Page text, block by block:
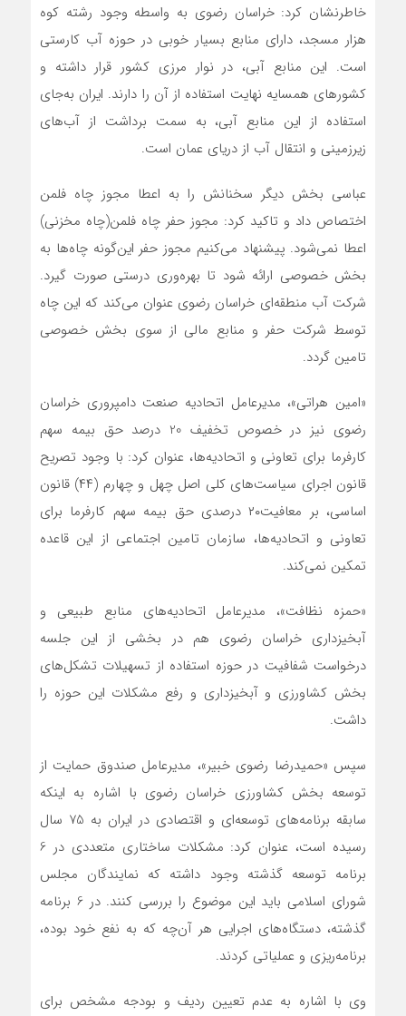
خاطرنشان کرد: خراسان رضوی به واسطه وجود رشته کوه
هزار مسجد، دارای منابع بسیار خوبی در حوزه آب کارستی
است. این منابع آبی، در نوار مرزی کشور قرار داشته و
کشورهای همسایه نهایت استفاده از آن را دارند. ایران به‌جای
استفاده از این منابع آبی، به سمت برداشت از آب‌های
زیرزمینی و انتقال آب از دریای عمان است.
عباسی بخش دیگر سخنانش را به اعطا مجوز چاه فلمن
اختصاص داد و تاکید کرد: مجوز حفر چاه فلمن(چاه مخزنی)
اعطا نمی‌شود. پیشنهاد می‌کنیم مجوز حفر این‌گونه چاه‌ها به
بخش خصوصی ارائه شود تا بهره‌وری درستی صورت گیرد.
شرکت آب منطقه‌ای خراسان رضوی عنوان می‌کند که این چاه
توسط شرکت حفر و منابع مالی از سوی بخش خصوصی
تامین گردد.
«امین هراتی»، مدیرعامل اتحادیه صنعت دامپروری خراسان
رضوی نیز در خصوص تخفیف 20 درصد حق بیمه سهم
کارفرما برای تعاونی و اتحادیه‌ها، عنوان کرد: با وجود تصریح
قانون اجرای سیاست‌های کلی اصل چهل و چهارم (۴۴) قانون
اساسی، بر معافیت۲۰ درصدی حق بیمه سهم کارفرما برای
تعاونی و اتحادیه‌ها، سازمان تامین اجتماعی از این قاعده
تمکین نمی‌کند.
«حمزه نظافت»، مدیرعامل اتحادیه‌های منابع طبیعی و
آبخیزداری خراسان رضوی هم در بخشی از این جلسه
درخواست شفافیت در حوزه استفاده از تسهیلات تشکل‌های
بخش کشاورزی و آبخیزداری و رفع مشکلات این حوزه را
داشت.
سپس «حمیدرضا رضوی خبیر»، مدیرعامل صندوق حمایت از
توسعه بخش کشاورزی خراسان رضوی با اشاره به اینکه
سابقه برنامه‌های توسعه‌ای و اقتصادی در ایران به 75 سال
رسیده است، عنوان کرد: مشکلات ساختاری متعددی در 6
برنامه توسعه‌ گذشته وجود داشته که نمایندگان مجلس
شورای اسلامی باید این موضوع را بررسی کنند. در 6 برنامه
گذشته، دستگاه‌های اجرایی هر آن‌چه که به نفع خود بوده،
برنامه‌ریزی و عملیاتی کردند.
وی با اشاره به عدم تعیین ردیف و بودجه مشخص برای